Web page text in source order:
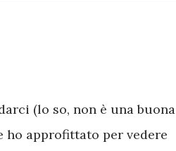
(lo so, non è una buona
ho approfittato per vedere